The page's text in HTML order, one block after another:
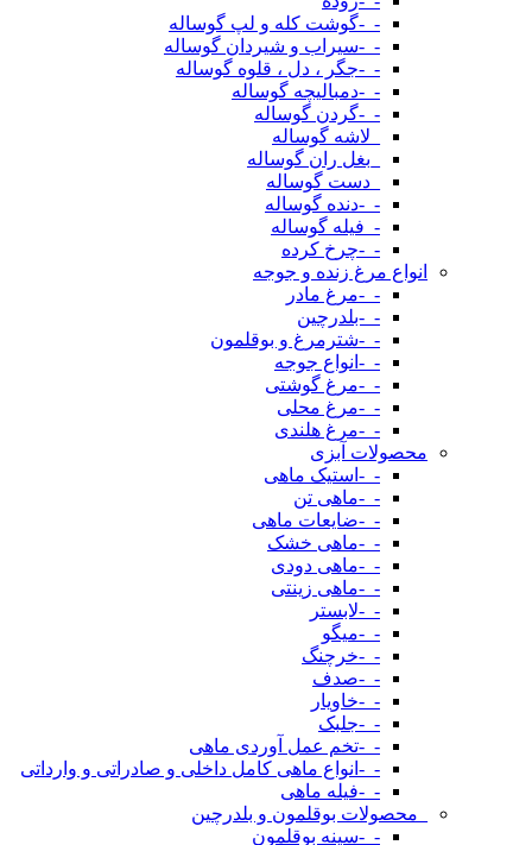
-_-گوشت کله و لپ گوساله
-_-سیراب و شیردان گوساله
-_-جگر ، دل ، قلوه گوساله
-_-دمبالیچه گوساله
-_-گردن گوساله
_لاشه گوساله
_بغل ران گوساله
_دست گوساله
-_-دنده گوساله
-_فیله گوساله
-_-چرخ کرده
انواع مرغ زنده و جوجه
-_-مرغ مادر
-_-بلدرچین
-_-شترمرغ و بوقلمون
-_-انواع جوجه
-_-مرغ گوشتی
-_-مرغ محلی
-_-مرغ هلندی
محصولات آبزی
-_-استیک ماهی
-_-ماهی تن
-_-ضایعات ماهی
-_-ماهی خشک
-_-ماهی دودی
-_-ماهی زینتی
-_-لابستر
-_-میگو
-_-خرچنگ
-_-صدف
-_-خاویار
-_-جلبک
-_-تخم عمل آوردی ماهی
-_-انواع ماهی کامل داخلی و صادراتی و وارداتی
-_-فیله ماهی
_محصولات بوقلمون و بلدرچین
-_-سینه بوقلمون